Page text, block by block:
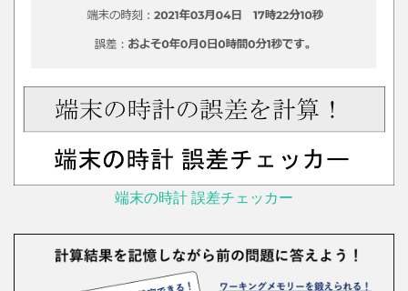
端末の時計 誤差チェッカー